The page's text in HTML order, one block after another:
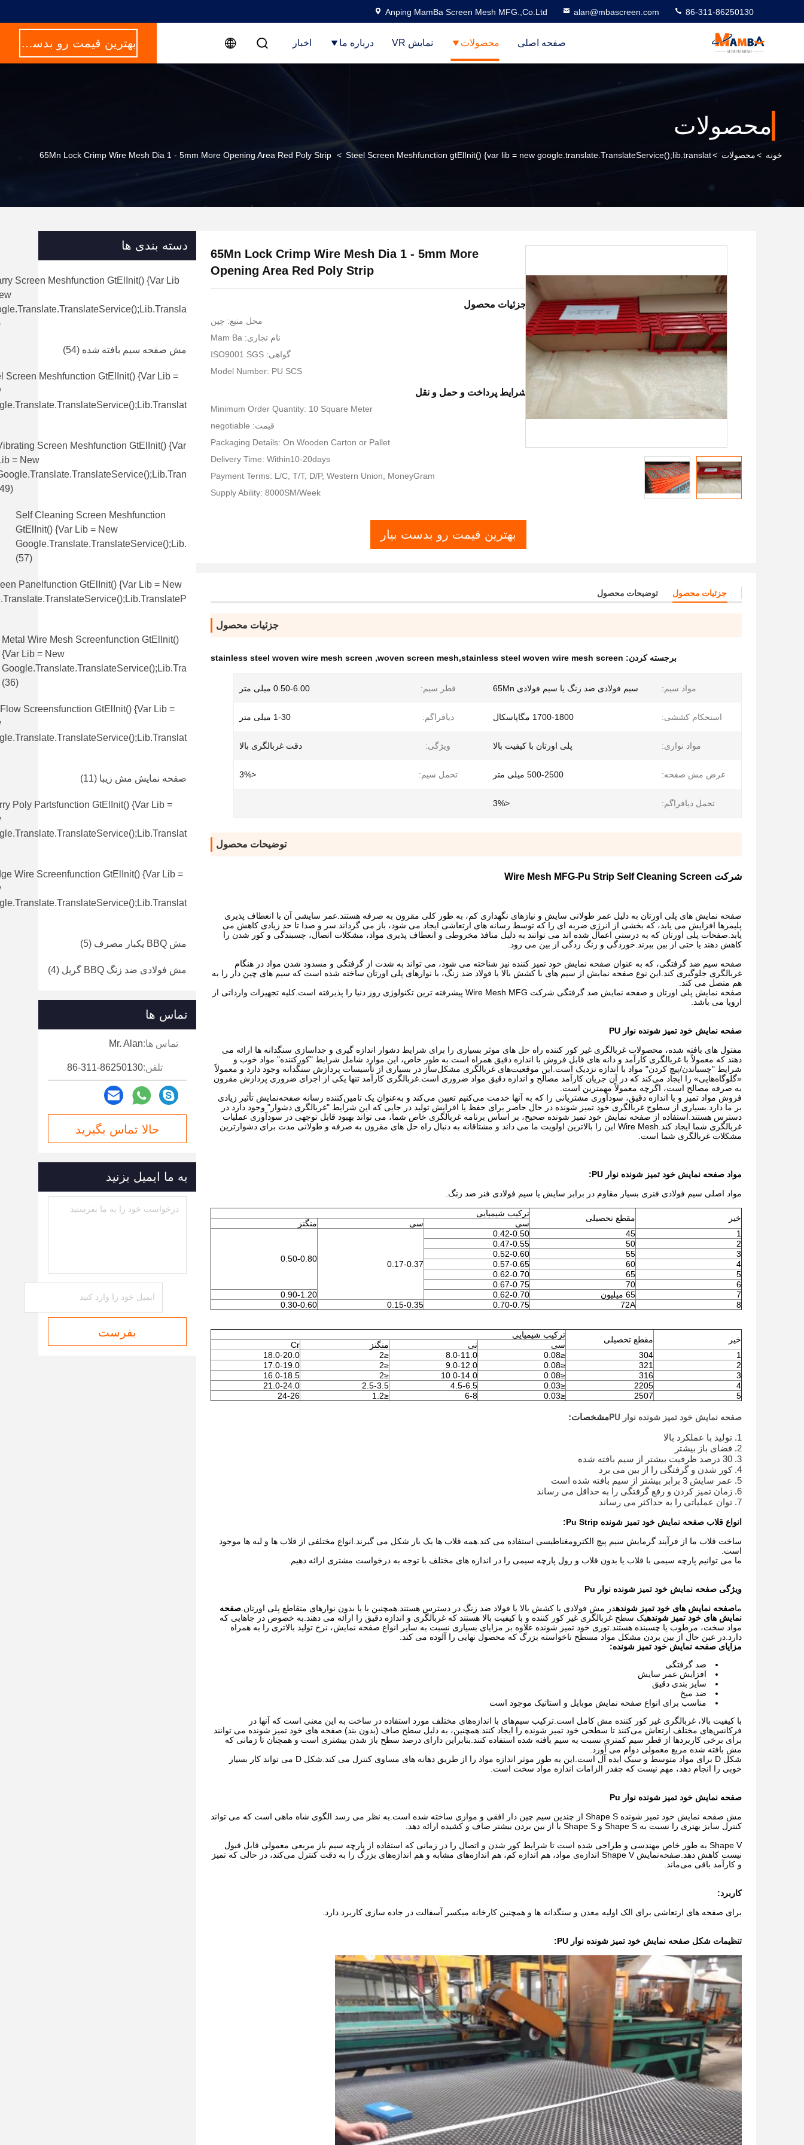
Anping MamBa Screen Mesh MFG.,Co.Ltd alan@mbascreen.com 86-311-86250130
صفحه اصلی محصولات نمایش VR درباره ما اخبار بهترین قیمت رو بدست بیار
محصولات
خونه >محصولات >
Steel Screen Meshfunction gtElInit() {var lib = new google.translate.TranslateService();lib.translat
>
65Mn Lock Crimp Wire Mesh Dia 1 - 5mm More Opening Area Red Poly Strip
65Mn Lock Crimp Wire Mesh Dia 1 - 5mm More
Opening Area Red Poly Strip
جزئیات محصول
محل منبع: چين
نام تجاری: Mam Ba
گواهی: ISO9001 SGS
Model Number: PU SCS
شرایط پرداخت و حمل و نقل
Minimum Order Quantity: 10 Square Meter
قیمت: negotiable
Packaging Details: On Wooden Carton or Pallet
Delivery Time: Within10-20days
Payment Terms: L/C, T/T, D/P, Western Union, MoneyGram
Supply Ability: 8000SM/Week
بهترین قیمت رو بدست بیار
جزئیات محصول توضیحات محصول
جزئیات محصول
برجسته کردن: woven screen mesh,stainless steel woven wire mesh screen
,
stainless steel woven wire mesh screen
مواد سیم: سیم فولادی ضد زنگ یا سیم فولادی 65Mn قطر سیم: 0.50-6.00 میلی متر
استحکام کششی: 1700-1800 مگاپاسکال دیافراگم: 1-30 میلی متر
مواد نواری: پلی اورتان با کیفیت بالا ویژگی: دقت غربالگری بالا
عرض مش صفحه: 500-2500 میلی متر تحمل سیم: <3%
تحمل دیافراگم: <3%
توضیحات محصول
شرکت Wire Mesh MFG-Pu Strip Self Cleaning Screen
صفحه نمایش های پلی اورتان به دلیل عمر طولانی سایش و نیازهای نگهداری کم، به طور کلی مقرون به صرفه هستند.عمر سایشی آن با انعطاف پذیری
پلیمرها افزایش می یابد، که بخشی از انرژی ضربه ای را که توسط رسانه های ارتعاشی ایجاد می شود، باز می گرداند.سر و صدا تا حد زیادی کاهش می
یابد.صفحات پلی اورتان که به درستی اعمال شده اند می توانند به دلیل منافذ مخروطی و انعطاف پذیری مواد، مشکلات اتصال، چسبندگی و کور شدن را
کاهش دهند یا حتی از بین ببرند.خوردگی و زنگ زدگی از بین می رود.
صفحه سیم ضد گرفتگی، که به عنوان صفحه نمایش خود تمیز کننده نیز شناخته می شود، می تواند به شدت از گرفتگی و مسدود شدن مواد در هنگام
غربالگری جلوگیری کند.این نوع صفحه نمایش از سیم های با کشش بالا یا فولاد ضد زنگ، با نوارهای پلی اورتان ساخته شده است که سیم های چین دار را به
هم متصل می کند.
صفحه نمایش پلی اورتان و صفحه نمایش ضد گرفتگی شرکت Wire Mesh MFG پیشرفته ترین تکنولوژی روز دنیا را پذیرفته است.کلیه تجهیزات وارداتی از
اروپا می باشد.
صفحه نمایش خود تمیز شونده نوار PU
مفتول های بافته شده، محصولات غربالگری غیر کور کننده راه حل های موثر بسیاری را برای شرایط دشوار اندازه گیری و جداسازی سنگدانه ها ارائه می
دهند که معمولاً با غربالگری کارآمد و دانه های قابل فروش با اندازه دقیق همراه است.به طور خاص، این موارد شامل شرایط "کورکننده" مواد خوب و
شرایط "چسباندن/پیچ کردن" مواد با اندازه نزدیک است.این موقعیت‌های غربالگری مشکل‌ساز در بسیاری از تأسیسات پردازش سنگدانه وجود دارد و معمولاً
«گلوگاه‌هایی» را ایجاد می‌کند که در آن جریان کارآمد مصالح و اندازه دقیق مواد ضروری است.غربالگری کارآمد تنها یکی از اجزای ضروری پردازش مقرون
به صرفه مصالح است، اگرچه معمولاً مهمترین است.
فروش مواد تمیز و با اندازه دقیق، سودآوری مشتریانی را که به آنها خدمت می‌کنیم تعیین می‌کند و به‌عنوان یک تامین‌کننده رسانه صفحه‌نمایش تأثیر زیادی
بر ما دارد.بسیاری از سطوح غربالگری خود تمیز شونده در حال حاضر برای حفظ یا افزایش تولید در جایی که این شرایط "غربالگری دشوار" وجود دارد در
دسترس هستند.استفاده از صفحه نمایش خود تمیز شونده صحیح، بر اساس برنامه غربالگری خاص شما، می تواند بهبود قابل توجهی در سودآوری عملیات
غربالگری شما ایجاد کند.Wire Mesh این را بالاترین اولویت ما می داند و مشتاقانه به دنبال راه حل های مقرون به صرفه و طولانی مدت برای دشوارترین
مشکلات غربالگری شما است.
مواد صفحه نمایش خود تمیز شونده نوار PU:
مواد اصلی سیم فولادی فنری بسیار مقاوم در برابر سایش یا سیم فولادی فنر ضد زنگ.
خیر مقطع تحصیلی
ترکیب شیمیایی
سی
سی
منگنز
1
45
0.42-0.50
0.17-0.37
0.50-0.80
2
50
0.47-0.55
3
55
0.52-0.60
4
60
0.57-0.65
5
65
0.62-0.70
6
70
0.67-0.75
7
65 میلیون 0.62-0.70
0.90-1.20
8
72A
0.70-0.75
0.15-0.35
0.30-0.60
خیر مقطع تحصیلی
ترکیب شیمیایی
سی
نی منگنز
Cr
1
304
≤0.08
8.0-11.0
≤2
18.0-20.0
2
321
≤0.08
9.0-12.0
≤2
17.0-19.0
3
316
≤0.08
10.0-14.0
≤2
16.0-18.5
4
2205
≤0.03
4.5-6.5
2.5-3.5
21.0-24.0
5
2507
≤0.03
6-8
≤1.2
24-26
صفحه نمایش خود تمیز شونده نوار PU
مشخصات:
1. تولید با عملکرد بالا
2. فضای باز بیشتر
3. 30 درصد ظرفیت بیشتر از سیم بافته شده
4. کور شدن و گرفتگی را از بین می برد
5. عمر سایش 3 برابر بیشتر از سیم بافته شده است
6. زمان تمیز کردن و رفع گرفتگی را به حداقل می رساند
7. توان عملیاتی را به حداکثر می رساند
انواع قلاب صفحه نمایش خود تمیز شونده Pu Strip:
ساخت قلاب ما از فرآیند گرمایش سیم پیچ الکترومغناطیسی استفاده می کند.همه قلاب ها یک بار شکل می گیرند.انواع مختلفی از قلاب ها و لبه ها موجود
است.
ما می توانیم پارچه سیمی با قلاب یا بدون قلاب و رول پارچه سیمی را در اندازه های مختلف با توجه به درخواست مشتری ارائه دهیم.
ویژگی صفحه نمایش خود تمیز شونده نوار Pu
ماصفحه نمایش های خود تمیز شوندهدر مش فولادی با کشش بالا یا فولاد ضد زنگ در دسترس هستند.همچنین با یا بدون نوارهای متقاطع پلی اورتان. صفحه
نمایش های خود تمیز شوندهیک سطح غربالگری غیر کور کننده و با کیفیت بالا هستند که غربالگری و اندازه دقیق را ارائه می دهند.به خصوص در جاهایی که
مواد سخت، مرطوب یا چسبنده هستند.توری خود تمیز شونده علاوه بر مزایای بسیاری نسبت به سایر انواع صفحه نمایش، نرخ تولید بالاتری را به همراه
دارد.در عین حال از بین بردن مشکل مواد مسطح ناخواسته بزرگ که محصول نهایی را آلوده می کند.
مزایای صفحه نمایش خود تمیز شونده:
ضد گرفتگی
افزایش عمر سایش
سایز بندی دقیق
ضد میخ
مناسب برای انواع صفحه نمایش موبایل و استاتیک موجود است
با کیفیت بالا، غربالگری غیر کور کننده مش کامل است.ترکیب سیم‌های با اندازه‌های مختلف مورد استفاده در ساخت به این معنی است که آنها در
فرکانس‌های مختلف ارتعاش می‌کنند تا سطحی خود تمیز شونده را ایجاد کنند.همچنین، به دلیل سطح صاف (بدون بند) صفحه های خود تمیز شونده می توانند
برای برخی کاربردها از قطر سیم کمتری نسبت به سیم بافته شده استفاده کنند.بنابراین دارای درصد سطح باز شدن بیشتری است و همچنان تا زمانی که
مش بافته شده مربع معمولی دوام می آورد.
شکل D برای مواد متوسط ​​و سبک ایده آل است.این به طور موثر اندازه مواد را از طریق دهانه های مساوی کنترل می کند.شکل D می تواند کار بسیار
خوبی را انجام دهد، مهم نیست که چقدر الزامات اندازه مواد سخت است.
صفحه نمایش خود تمیز شونده نوار Pu
مش صفحه نمایش خود تمیز شونده Shape S از چندین سیم چین دار افقی و موازی ساخته شده است.به نظر می رسد الگوی شاه ماهی است که می تواند
کنترل سایز بهتری را نسبت به Shape S و Shape S با از بین بردن بیشتر صاف و کشیده ارائه دهد.
Shape V به طور خاص مهندسی و طراحی شده است تا شرایط کور شدن و اتصال را در زمانی که استفاده از پارچه سیم باز مربعی معمولی قابل قبول
نیست کاهش دهد.صفحه‌نمایش Shape V اندازه‌ی مواد، هم اندازه کم، هم اندازه‌های مشابه و هم اندازه‌های بزرگ را به دقت کنترل می‌کند، در حالی که تمیز
و کارآمد باقی می‌ماند.
کاربرد:
برای صفحه های ارتعاشی برای الک اولیه معدن و سنگدانه ها و همچنین کارخانه میکسر آسفالت در جاده سازی کاربرد دارد.
تنظیمات شکل صفحه نمایش خود تمیز شونده نوار PU:
دسته بندی ها
Screen Meshfunction GtElInit() {var Lib
مش صفحه سیم بافته شده (54)
Screen Meshfunction GtElInit() {var Lib =
Screen Meshfunction GtElInit() {var
= New
Self Cleaning Screen Meshfunction
GtElInit() {var Lib = New
Google.translate.TranslateService();lib.
(57)
Panelfunction GtElInit() {var Lib = New
Metal Wire Mesh Screenfunction GtElInit()
{var Lib = New
Google.translate.TranslateService();lib.tra
(36)
Screensfunction GtElInit() {var Lib =
صفحه نمایش مش زیبا (11)
Poly Partsfunction GtElInit() {var Lib =
Wire Screenfunction GtElInit() {var Lib =
مش BBQ یکبار مصرف (5)
مش فولادی ضد زنگ BBQ گریل (4)
تماس ها
تماس ها:Mr. Alan
تلفن:86-311-86250130
حالا تماس بگیرید
به ما ایمیل بزنید
بفرست